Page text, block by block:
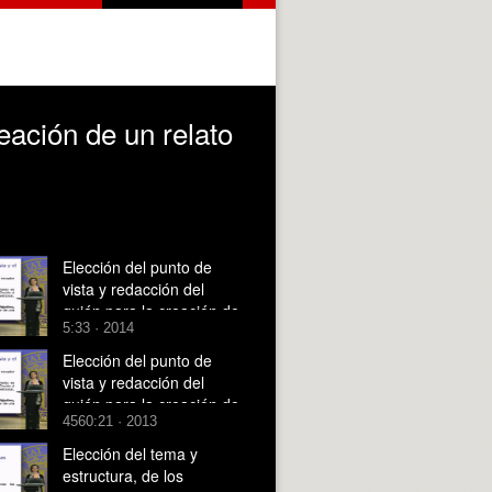
de un relato
Elección del punto de
vista y redacción del
guión para la creación de
un relato digital
5:33 · 2014
Elección del punto de
vista y redacción del
guión para la creación de
un relato digital
4560:21 · 2013
Elección del tema y
estructura, de los